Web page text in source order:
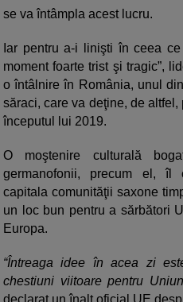
se va întâmpla acest lucru.
Iar pentru a-i linişti în ceea
moment foarte trist şi tragic”,
o întâlnire în România, unul
săraci, care va deţine, de
începutul lui 2019.
O moştenire culturală
germanofonii, precum el, îl
capitala comunităţii saxone
un loc bun pentru a sărbători
Europa.
“Întreaga idee în acea zi
chestiuni viitoare pentru